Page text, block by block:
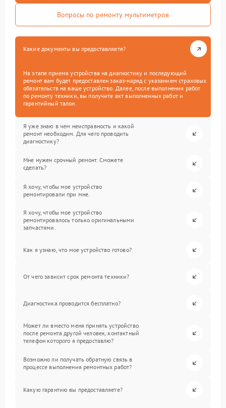
Вопросы по ремонту мультиметров
Какие документы вы предоставляете?
На этапе приема устройства на диагностику и последующий
ремонт вам будет предоставлен заказ-наряд с указанием страховых
обязательств на ваше устройство. Далее, после выполнения работ
по ремонту техники, вы получите акт выполненных работ и
гарантийный талон.
Я уже знаю в чем неисправность и какой
ремонт необходим. Для чего проводить
диагностику?
Мне нужен срочный ремонт. Сможете
сделать?
Я хочу, чтобы мое устройство
ремонтировали при мне.
Я хочу, чтобы мое устройство
ремонтировалось только оригинальными
запчастями.
Как я узнаю, что мое устройство готово?
От чего зависит срок ремонта техники?
Диагностика проводится бесплатно?
Может ли вместо меня принять устройство
после ремонта другой человек, контактный
телефон которого я предоставлю?
Возможно ли получать обратную связь в
процессе выполнения ремонтных работ?
Какую гарантию вы предоставляете?